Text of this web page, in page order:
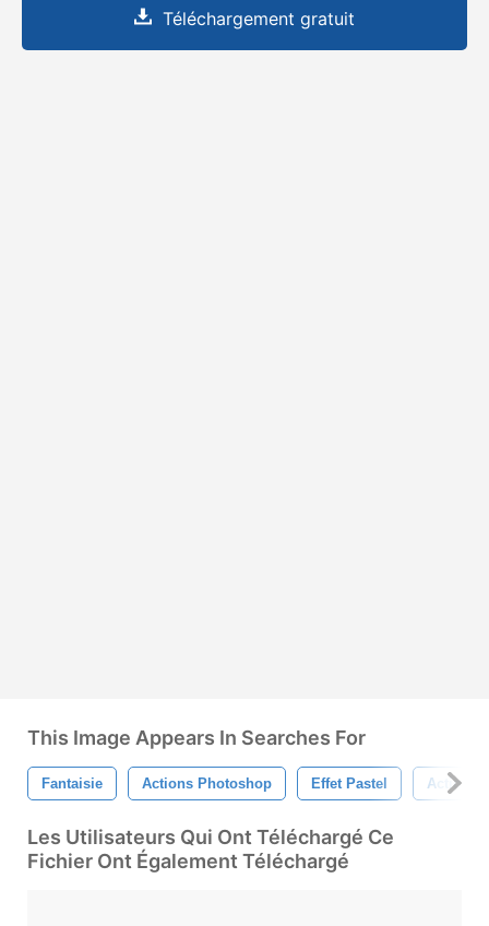
Téléchargement gratuit
This Image Appears In Searches For
Fantaisie Actions Photoshop Effet Pastel Action
Les Utilisateurs Qui Ont Téléchargé Ce
Fichier Ont Également Téléchargé